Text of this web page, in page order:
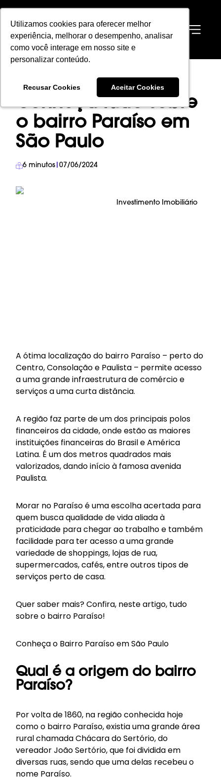
Utilizamos cookies para oferecer melhor
experiência, melhorar o desempenho, analisar
como você interage em nosso site e
personalizar conteúdo.
Recusar Cookies Aceitar Cookies
Utilizamos cookies para oferecer melhor
experiência, melhorar o desempenho, analisar
como você interage em nosso site e
personalizar conteúdo.
Recusar Cookies Aceitar Cookies
EN
INVESTIMENTO IMOBILIÁRIO
→
CONHEÇA TUDO SOBRE O BAIRRO PARAÍSO EM SÃO PAULO
Conheça tudo sobre
o bairro Paraíso em
São Paulo
6 minutos 07/06/2024
Investimento Imobiliário
A ótima localização do bairro Paraíso – perto do
Centro, Consolação e Paulista – permite acesso
a uma grande infraestrutura de comércio e
serviços a uma curta distância.
A região faz parte de um dos principais polos
financeiros da cidade, onde estão as maiores
instituições financeiras do Brasil e América
Latina. É um dos metros quadrados mais
valorizados, dando início à famosa avenida
Paulista.
Morar no Paraíso é uma escolha acertada para
quem busca qualidade de vida aliada à
praticidade para chegar ao trabalho e também
facilidade para ter acesso a uma grande
variedade de shoppings, lojas de rua,
supermercados, cafés, entre outros tipos de
serviços perto de casa.
Quer saber mais? Confira, neste artigo, tudo
sobre o bairro Paraíso!
Conheça o Bairro Paraíso em São Paulo
Qual é a origem do bairro
Paraíso?
Por volta de 1860, na região conhecida hoje
como o bairro Paraíso, existia uma grande área
rural chamada Chácara do Sertório, do
vereador João Sertório, que foi dividida em
diversas ruas, sendo que uma delas recebeu o
nome Paraíso.